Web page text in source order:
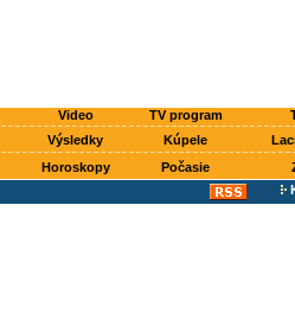
Video TV program
Výsledky Kúpele
Horoskopy Počasie